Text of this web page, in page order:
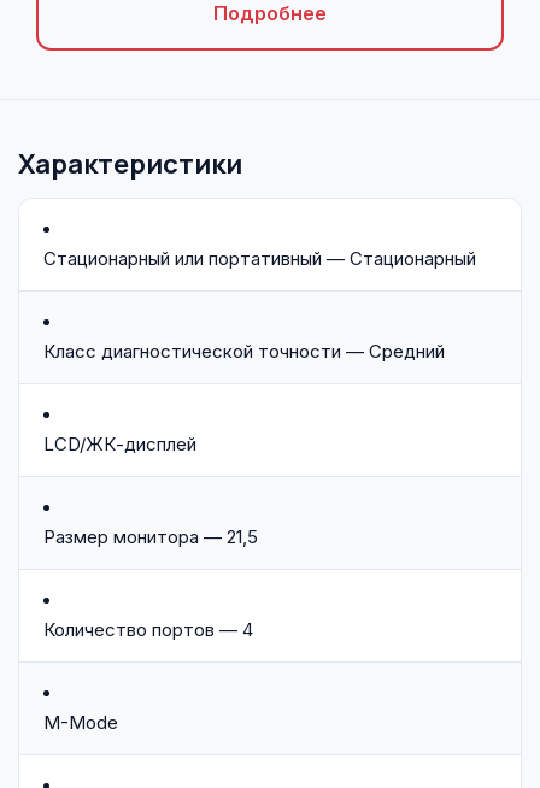
Подробнее
Характеристики
Стационарный или портативный — Стационарный
Класс диагностической точности — Средний
LCD/ЖК-дисплей
Размер монитора — 21,5
Количество портов — 4
M-Mode